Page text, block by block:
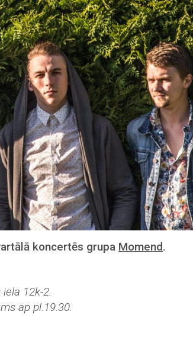
koncertēs grupa Momend.
12k-2.
ap pl.19.30.